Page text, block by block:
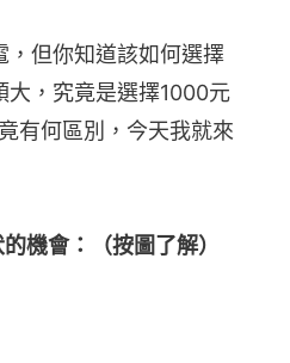
，但你知道該如何選擇
大，究竟是選擇1000元
有何區別，今天我就來
機會：（按圖了解）